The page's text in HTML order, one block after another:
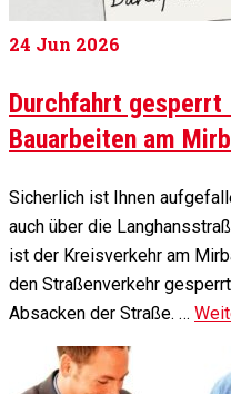
24 Jun 2026
Durchfahrt gesperrt
Bauarbeiten am
Sicherlich ist Ihnen
auch über die
ist der Kreisverkehr am
den Straßenverkehr
Absacken der Straße. …